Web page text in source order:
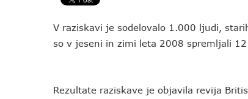
V raziskavi je sodelovalo 1.000 ljudi,
so v jeseni in zimi leta 2008 spremljali 12
Rezultate raziskave je objavila revija